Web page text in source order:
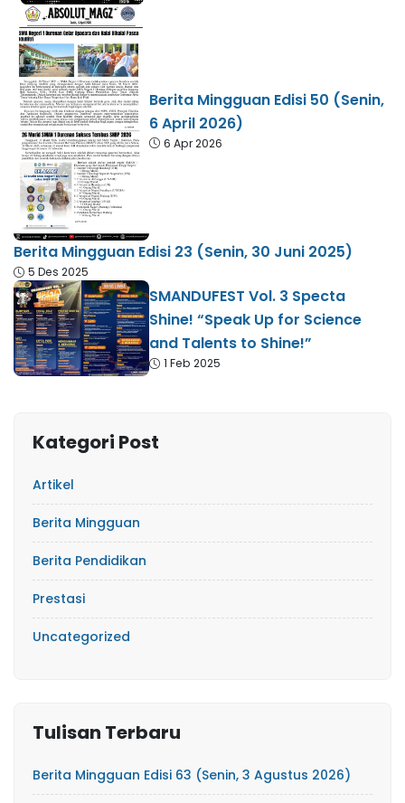
Berita Mingguan Edisi 50 (Senin,
6 April 2026)
6 Apr 2026
Berita Mingguan Edisi 23 (Senin, 30 Juni 2025)
5 Des 2025
SMANDUFEST Vol. 3 Specta
Shine! “Speak Up for Science
and Talents to Shine!”
1 Feb 2025
Kategori Post
Artikel
Berita Mingguan
Berita Pendidikan
Prestasi
Uncategorized
Tulisan Terbaru
Berita Mingguan Edisi 63 (Senin, 3 Agustus 2026)